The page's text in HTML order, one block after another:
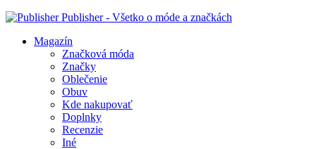
Publisher - Všetko o móde a značkách
Magazín
Značková móda
Značky
Oblečenie
Obuv
Kde nakupovať
Doplnky
Recenzie
Iné